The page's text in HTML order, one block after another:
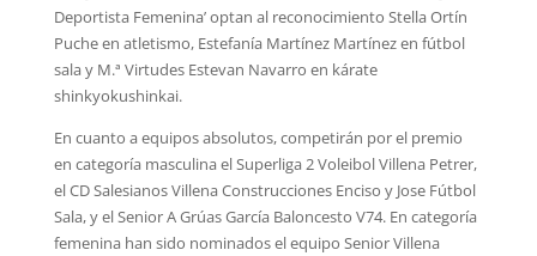
Deportista Femenina’ optan al reconocimiento Stella Ortín
Puche en atletismo, Estefanía Martínez Martínez en fútbol
sala y M.ª Virtudes Estevan Navarro en kárate
shinkyokushinkai.
En cuanto a equipos absolutos, competirán por el premio
en categoría masculina el Superliga 2 Voleibol Villena Petrer,
el CD Salesianos Villena Construcciones Enciso y Jose Fútbol
Sala, y el Senior A Grúas García Baloncesto V74. En categoría
femenina han sido nominados el equipo Senior Villena